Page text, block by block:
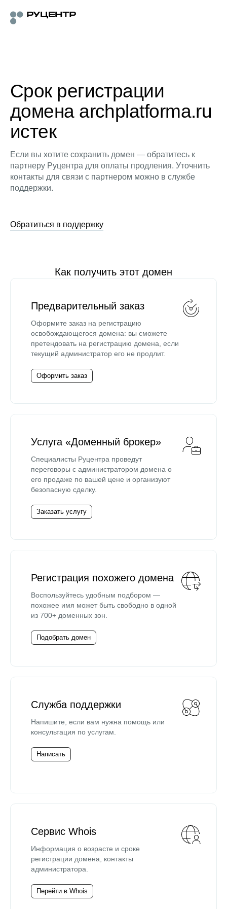
Срок регистрации
домена archplatforma.ru
истек
Если вы хотите сохранить домен — обратитесь к
партнеру Руцентра для оплаты продления. Уточнить
контакты для связи с партнером можно в службе
поддержки.
Обратиться в поддержку
Как получить этот домен
Предварительный заказ
Оформите заказ на регистрацию
освобождающегося домена: вы сможете
претендовать на регистрацию домена, если
текущий администратор его не продлит.
Оформить заказ
Услуга «Доменный брокер»
Специалисты Руцентра проведут
переговоры с администратором домена о
его продаже по вашей цене и организуют
безопасную сделку.
Заказать услугу
Регистрация похожего домена
Воспользуйтесь удобным подбором —
похожее имя может быть свободно в одной
из 700+ доменных зон.
Подобрать домен
Служба поддержки
Напишите, если вам нужна помощь или
консультация по услугам.
Написать
Сервис Whois
Информация о возрасте и сроке
регистрации домена, контакты
администратора.
Перейти в Whois